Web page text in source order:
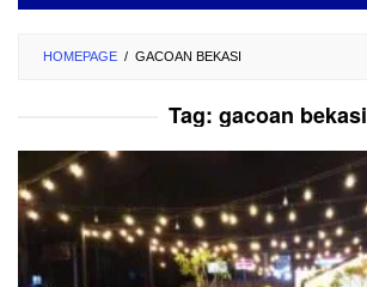
HOMEPAGE / GACOAN BEKASI
Tag: gacoan bekasi